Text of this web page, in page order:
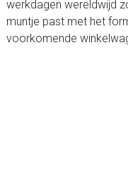
werkdagen wereldwijd
muntje past met het
voorkomende